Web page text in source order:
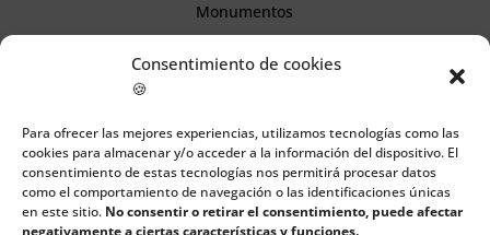
Consentimiento de cookies
🍪
Para ofrecer las mejores experiencias, utilizamos tecnologías como las
cookies para almacenar y/o acceder a la información del dispositivo. El
consentimiento de estas tecnologías nos permitirá procesar datos
como el comportamiento de navegación o las identificaciones únicas
en este sitio. No consentir o retirar el consentimiento, puede afectar
negativamente a ciertas características y funciones.
Monumentos
Información
Aviso legal
Política de cookies